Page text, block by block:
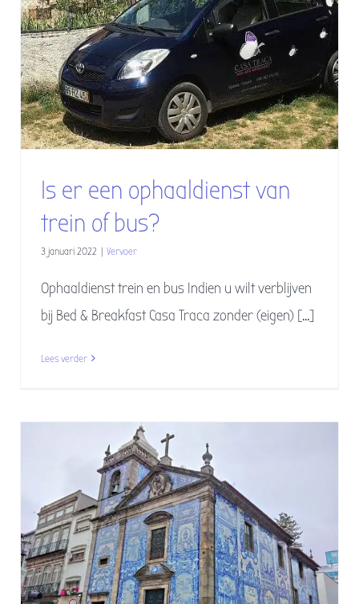
Contact & info
Blogs
Is er een ophaaldienst van
trein of bus?
3 januari 2022 | Vervoer
Ophaaldienst trein en bus Indien u wilt verblijven
bij Bed & Breakfast Casa Traca zonder (eigen) [...]
Lees verder